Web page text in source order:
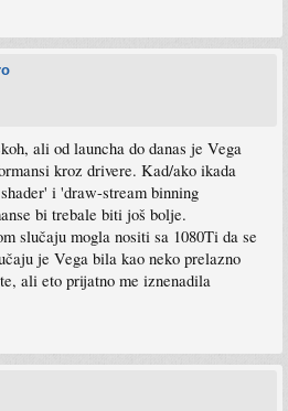
ali od launcha do danas je Vega
kroz drivere. Kad/ako ikada
i 'draw-stream binning
bi trebale biti još bolje.
slučaju mogla nositi sa 1080Ti da se
je Vega bila kao neko prelazno
ali eto prijatno me iznenadila